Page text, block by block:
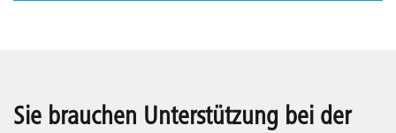
Sie brauchen Unterstützung bei der